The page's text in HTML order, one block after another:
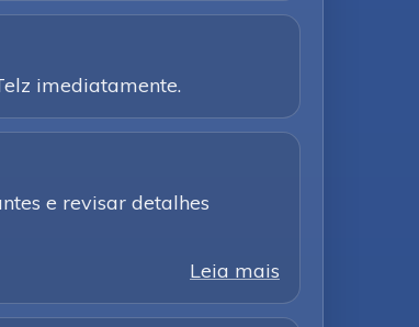
imediatamente.
e revisar detalhes
Leia mais